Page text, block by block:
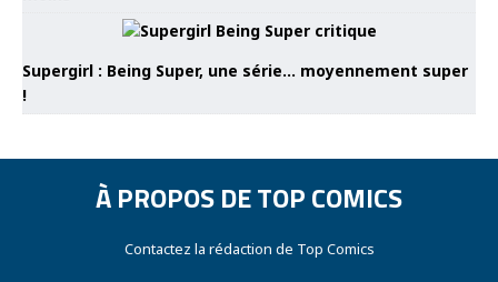
Supergirl : Being Super, une série… moyennement super
!
À PROPOS DE TOP COMICS
Contactez la rédaction de Top Comics